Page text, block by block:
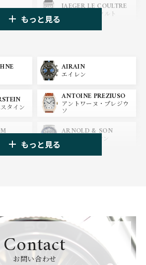
JAEGER LE COULTRE
ジャガー・ルクルト
BREGUET
ブレゲ
BREITLING
ブライトリング
ZENITH
SINN
CHANEL
シャネル
もっと見る
AIRAIN
エイレン
タイン
ANTOINE PREZIUSO
アントワーヌ・プレジウ
ソ
ローム
ARNOLD & SON
アーノルド&サン
ンドン
BAUME&MERCIER
ボーム＆メルシエ
BELL＆ROSS
もっと見る
Contact
お問い合わせ